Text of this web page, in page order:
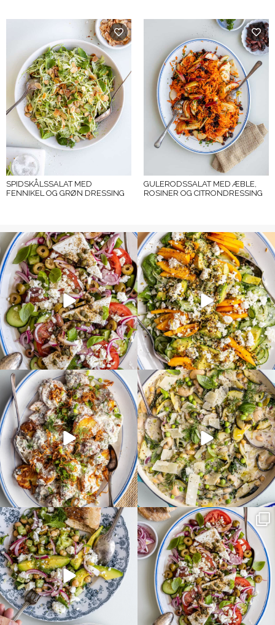
SPIDSKÅLSSALAT MED
FENNIKEL OG GRØN DRESSING
GULERODSSALAT MED ÆBLE,
ROSINER OG CITRONDRESSING